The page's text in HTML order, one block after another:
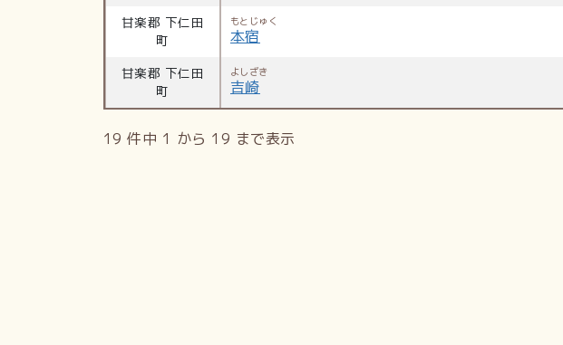
甘楽郡 下仁田
町
もとじゅく
本宿
甘楽郡 下仁田
町
よしざき
吉崎
19 件中 1 から 19 まで表示